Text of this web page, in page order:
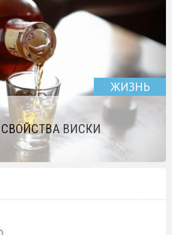
ЖИЗНЬ
ВИСКИ